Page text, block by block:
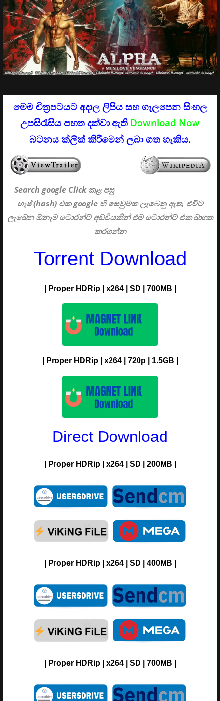
මෙම චිත්‍රපටයට අදාල ලිපිය සහ ගැලපෙන සිංහල
උපසිරැසිය පහත දක්වා ඇති Download Now
බටනය ක්ලික් කිරීමෙන් ලබා ගත හැකිය.
Search google Clickකළ පසු
හෑෂ් (hash) එක google හි සෙවුමක ලැබෙනු ඇත, එවිට
ලැබෙන ඕනෑම ටොරන්ට් අඩවියකින් එම ටොරන්ට් එක බාගත
කරගන්න
Torrent Download
| Proper HDRip | x264 | SD | 700MB |
| Proper HDRip | x264 | 720p | 1.5GB |
Direct Download
| Proper HDRip | x264 | SD | 200MB |
| Proper HDRip | x264 | SD | 400MB |
| Proper HDRip | x264 | SD | 700MB |